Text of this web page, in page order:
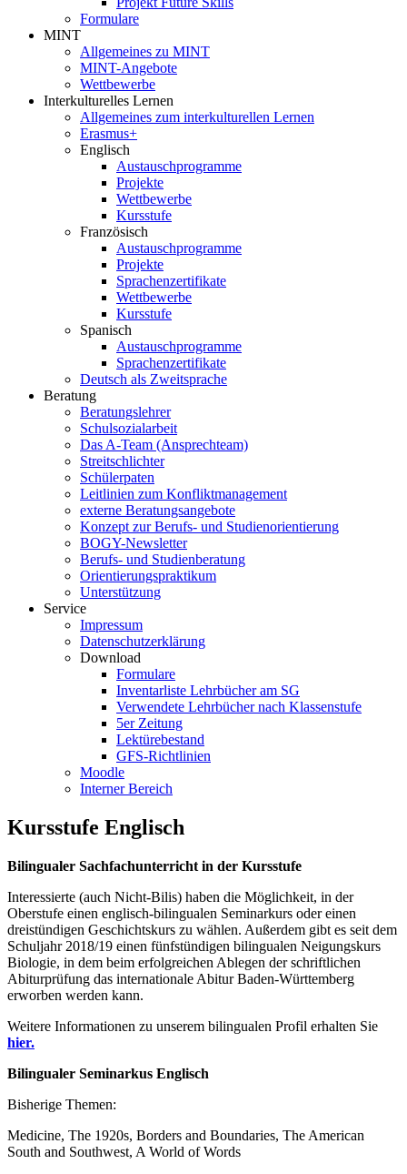
Formulare
MINT
Allgemeines zu MINT
MINT-Angebote
Wettbewerbe
Interkulturelles Lernen
Allgemeines zum interkulturellen Lernen
Erasmus+
Englisch
Austauschprogramme
Projekte
Wettbewerbe
Kursstufe
Französisch
Austauschprogramme
Projekte
Sprachenzertifikate
Wettbewerbe
Kursstufe
Spanisch
Austauschprogramme
Sprachenzertifikate
Deutsch als Zweitsprache
Beratung
Beratungslehrer
Schulsozialarbeit
Das A-Team (Ansprechteam)
Streitschlichter
Schülerpaten
Leitlinien zum Konfliktmanagement
externe Beratungsangebote
Konzept zur Berufs- und Studienorientierung
BOGY-Newsletter
Berufs- und Studienberatung
Orientierungspraktikum
Unterstützung
Service
Impressum
Datenschutzerklärung
Download
Formulare
Inventarliste Lehrbücher am SG
Verwendete Lehrbücher nach Klassenstufe
5er Zeitung
Lektürebestand
GFS-Richtlinien
Moodle
Interner Bereich
Kursstufe Englisch
Bilingualer Sachfachunterricht in der Kursstufe
Interessierte (auch Nicht-Bilis) haben die Möglichkeit, in der
Oberstufe einen englisch-bilingualen Seminarkurs oder einen
dreistündigen Geschichtskurs zu wählen. Außerdem gibt es seit dem
Schuljahr 2018/19 einen fünfstündigen bilingualen Neigungskurs
Biologie, in dem beim erfolgreichen Ablegen der schriftlichen
Abiturprüfung das internationale Abitur Baden-Württemberg
erworben werden kann.
Weitere Informationen zu unserem bilingualen Profil erhalten Sie
hier.
Bilingualer Seminarkus Englisch
Bisherige Themen:
Medicine, The 1920s, Borders and Boundaries, The American
South and Southwest, A World of Words